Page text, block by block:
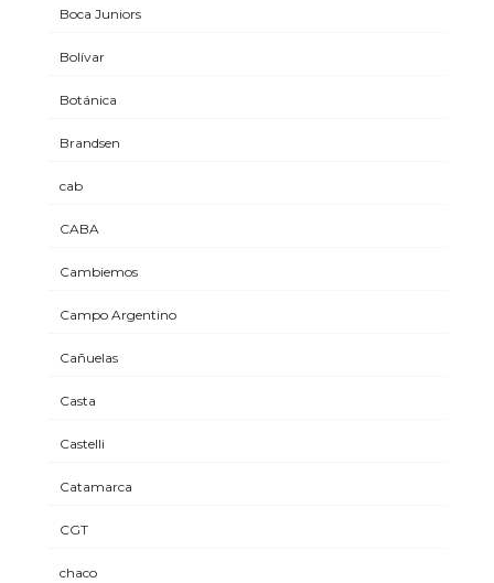
Boca Juniors
Bolívar
Botánica
Brandsen
cab
CABA
Cambiemos
Campo Argentino
Cañuelas
Casta
Castelli
Catamarca
CGT
chaco